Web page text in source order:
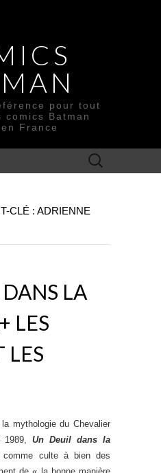
pour tout
Batman
France
Rechercher :
CLÉ : ADRIENNE
LA
LES
LES
mythologie du Chevalier
1989, Un Deuil dans la
comme culte à bien des